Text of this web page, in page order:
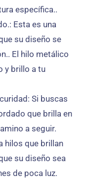
específica..
Esta es una
su diseño se
El hilo metálico
y brillo a tu
Si buscas
que brilla en
a seguir.
hilos que brillan
su diseño sea
de poca luz.